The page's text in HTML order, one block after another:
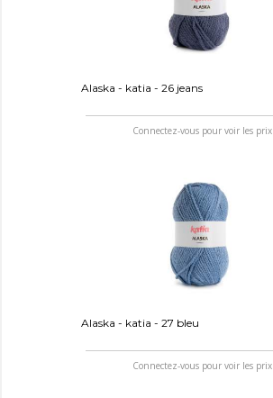
Alaska - katia - 26 jeans
Connectez-vous pour voir les prix
Alaska - katia - 27 bleu
Connectez-vous pour voir les prix